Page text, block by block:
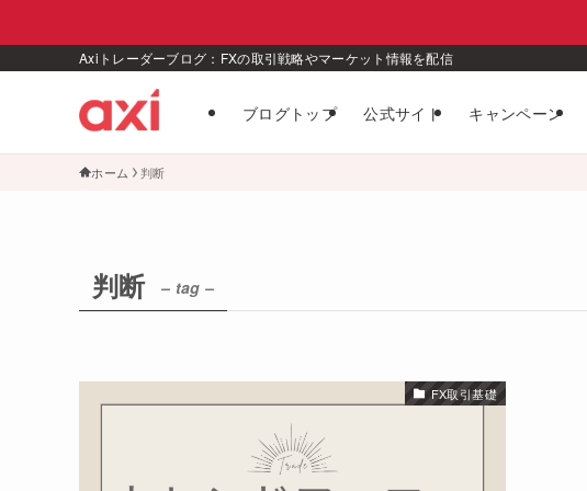
Axiトレーダーブログ：FXの取引戦略やマーケット情報を配信
ブログトップ 公式サイト キャンペーン
ホーム 判断
判断 – tag –
FX取引基礎